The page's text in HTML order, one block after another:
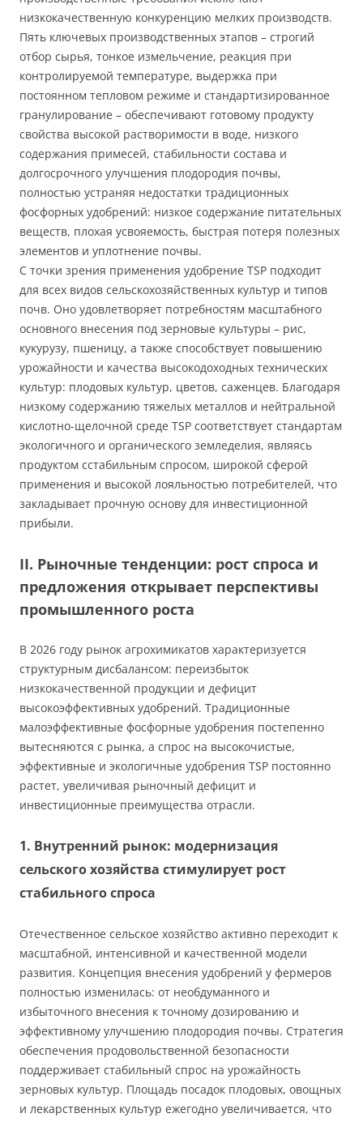
низкокачественную конкуренцию мелких производств.
Пять ключевых производственных этапов – строгий
отбор сырья, тонкое измельчение, реакция при
контролируемой температуре, выдержка при
постоянном тепловом режиме и стандартизированное
гранулирование – обеспечивают готовому продукту
свойства высокой растворимости в воде, низкого
содержания примесей, стабильности состава и
долгосрочного улучшения плодородия почвы,
полностью устраняя недостатки традиционных
фосфорных удобрений: низкое содержание питательных
веществ, плохая усвояемость, быстрая потеря полезных
элементов и уплотнение почвы.
С точки зрения применения удобрение TSP подходит
для всех видов сельскохозяйственных культур и типов
почв. Оно удовлетворяет потребностям масштабного
основного внесения под зерновые культуры – рис,
кукурузу, пшеницу, а также способствует повышению
урожайности и качества высокодоходных технических
культур: плодовых культур, цветов, саженцев. Благодаря
низкому содержанию тяжелых металлов и нейтральной
кислотно-щелочной среде TSP соответствует стандартам
экологичного и органического земледелия, являясь
продуктом сстабильным спросом, широкой сферой
применения и высокой лояльностью потребителей, что
закладывает прочную основу для инвестиционной
прибыли.
II. Рыночные тенденции: рост спроса и
предложения открывает перспективы
промышленного роста
В 2026 году рынок агрохимикатов характеризуется
структурным дисбалансом: переизбыток
низкокачественной продукции и дефицит
высокоэффективных удобрений. Традиционные
малоэффективные фосфорные удобрения постепенно
вытесняются с рынка, а спрос на высокочистые,
эффективные и экологичные удобрения TSP постоянно
растет, увеличивая рыночный дефицит и
инвестиционные преимущества отрасли.
1. Внутренний рынок: модернизация
сельского хозяйства стимулирует рост
стабильного спроса
Отечественное сельское хозяйство активно переходит к
масштабной, интенсивной и качественной модели
развития. Концепция внесения удобрений у фермеров
полностью изменилась: от необдуманного и
избыточного внесения к точному дозированию и
эффективному улучшению плодородия почвы. Стратегия
обеспечения продовольственной безопасности
поддерживает стабильный спрос на урожайность
зерновых культур. Площадь посадок плодовых, овощных
и лекарственных культур ежегодно увеличивается, что